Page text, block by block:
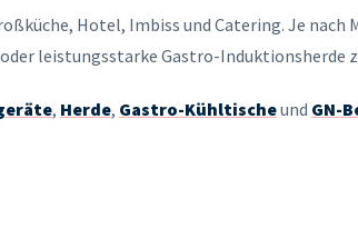
Hotel, Imbiss und Catering. Je nach
leistungsstarke Gastro-Induktionsherde
, Herde, Gastro-Kühltischeund GN-